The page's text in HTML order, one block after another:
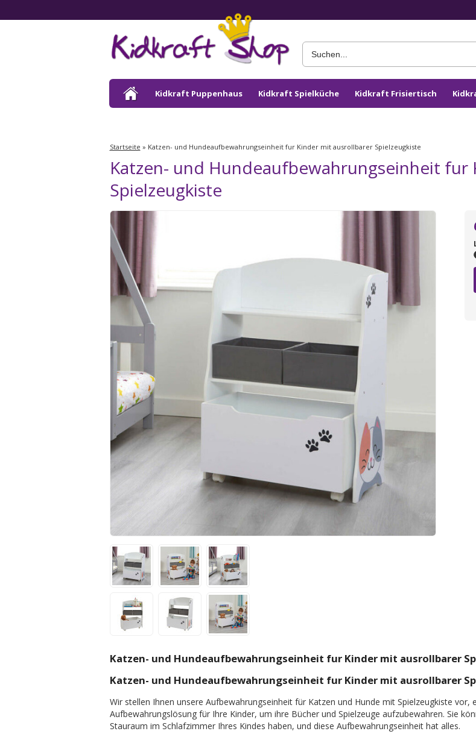
Kidkraft Puppenhaus Kidkraft Spielküche Kidkraft Frisiertisch
Startseite » Katzen- und Hundeaufbewahrungseinheit fur Kinder mit ausrollbarer Spielzeugkiste
Katzen- und Hundeaufbewahrungseinheit
Spielzeugkiste
Katzen- und Hundeaufbewahrungseinheit fur Kinder mit ausrollbarer
Katzen- und Hundeaufbewahrungseinheit fur Kinder mit ausrollbarer
Wir stellen Ihnen unsere Aufbewahrungseinheit für Katzen und Hunde mit Spielzeugkiste vor,
Aufbewahrungslösung für Ihre Kinder, um ihre Bücher und Spielzeuge aufzubewahren. Sie
Stauraum im Schlafzimmer Ihres Kindes haben, und diese Aufbewahrungseinheit hat alles.